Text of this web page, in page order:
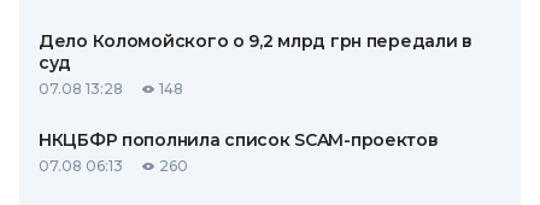
Дело Коломойского о 9,2 млрд грн передали в
суд
07.08 13:28 148
НКЦБФР пополнила список SCAM-проектов
07.08 06:13 260